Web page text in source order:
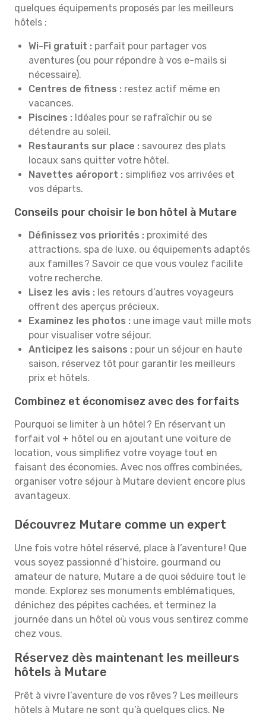
quelques équipements proposés par les meilleurs
hôtels :
Wi-Fi gratuit : parfait pour partager vos
aventures (ou pour répondre à vos e-mails si
nécessaire).
Centres de fitness : restez actif même en
vacances.
Piscines : Idéales pour se rafraîchir ou se
détendre au soleil.
Restaurants sur place : savourez des plats
locaux sans quitter votre hôtel.
Navettes aéroport : simplifiez vos arrivées et
vos départs.
Conseils pour choisir le bon hôtel à Mutare
Définissez vos priorités : proximité des
attractions, spa de luxe, ou équipements adaptés
aux familles ? Savoir ce que vous voulez facilite
votre recherche.
Lisez les avis : les retours d’autres voyageurs
offrent des aperçus précieux.
Examinez les photos : une image vaut mille mots
pour visualiser votre séjour.
Anticipez les saisons : pour un séjour en haute
saison, réservez tôt pour garantir les meilleurs
prix et hôtels.
Combinez et économisez avec des forfaits
Pourquoi se limiter à un hôtel ? En réservant un
forfait vol + hôtel ou en ajoutant une voiture de
location, vous simplifiez votre voyage tout en
faisant des économies. Avec nos offres combinées,
organiser votre séjour à Mutare devient encore plus
avantageux.
Découvrez Mutare comme un expert
Une fois votre hôtel réservé, place à l’aventure ! Que
vous soyez passionné d’histoire, gourmand ou
amateur de nature, Mutare a de quoi séduire tout le
monde. Explorez ses monuments emblématiques,
dénichez des pépites cachées, et terminez la
journée dans un hôtel où vous vous sentirez comme
chez vous.
Réservez dès maintenant les meilleurs
hôtels à Mutare
Prêt à vivre l’aventure de vos rêves ? Les meilleurs
hôtels à Mutare ne sont qu’à quelques clics. Ne